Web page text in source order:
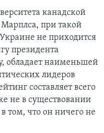
канадской
при такой
не приходится
президента
наименьшей
лидеров
составляет всего
не в существовании
том, что он ничего не